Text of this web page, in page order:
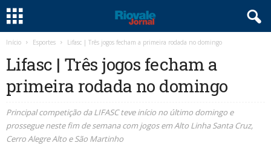
Início Esportes Lifasc | Três jogos fecham a primeira rodada no domingo
Lifasc | Três jogos fecham a
primeira rodada no domingo
Principal competição da LIFASC teve início no último domingo e
prossegue neste fim de semana com jogos em Alto Linha Santa Cruz,
Cerro Alegre Alto e São Martinho